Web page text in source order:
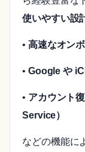
使いやすい設
• 高速なオン
• Google や
• アカウント
Service）
などの機能に